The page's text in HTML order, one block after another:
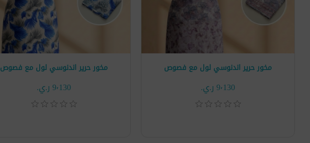
مخور حرير اندنوسي لول مع فصوص
9٬130 ر.ي.‏
مخور حرير اندنوسي لول مع فصوص
9٬130 ر.ي.‏